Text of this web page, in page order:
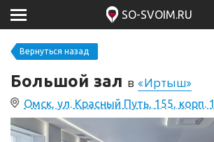
SO-SVOIM.RU
Вернуться назад
Большой зал в«Иртыш»
Омск, ул. Красный Путь, 155, корп. 1